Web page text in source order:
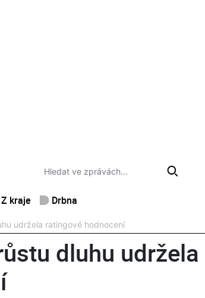
Z kraje Drbna
udržela ratingové hodnocení
dluhu udržela